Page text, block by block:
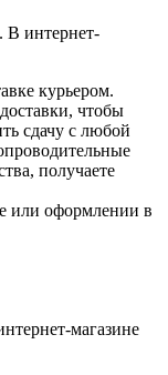
В интернет-
курьером.
чтобы
сдачу с любой
получаете
или оформлении в
магазине